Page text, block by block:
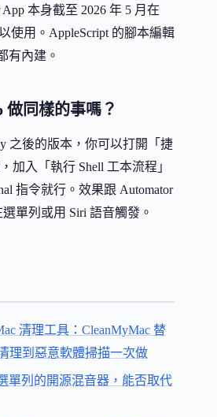
本身截至 2026 年 5 月在
使用。AppleScript 的腳本編輯
有內建。
做同樣的事嗎？
之後的版本，你可以打開「捷
加入「執行 Shell 工本流程」
指令就行。效果跟 Automator
單列或用 Siri 語音觸發。
清理工具：CleanMyMac 替
理到惡意軟體掃描一次做
單列的開源混音器，能否取代